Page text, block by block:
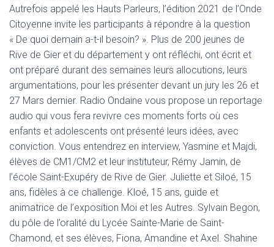
Autrefois appelé les Hauts Parleurs, l’édition 2021 de l’Onde
Citoyenne invite les participants à répondre à la question
« De quoi demain a-t-il besoin? ». Plus de 200 jeunes de
Rive de Gier et du département y ont réfléchi, ont écrit et
ont préparé durant des semaines leurs allocutions, leurs
argumentations, pour les présenter devant un jury les 26 et
27 Mars dernier. Radio Ondaine vous propose un reportage
audio qui vous fera revivre ces moments forts où ces
enfants et adolescents ont présenté leurs idées, avec
conviction. Vous entendrez en interview, Yasmine et Majdi,
élèves de CM1/CM2 et leur instituteur, Rémy Jamin, de
l’école Saint-Exupéry de Rive de Gier. Juliette et Siloé, 15
ans, fidèles à ce challenge. Kloé, 15 ans, guide et
animatrice de l’exposition Moi et les Autres. Sylvain Begon,
du pôle de l’oralité du Lycée Sainte-Marie de Saint-
Chamond, et ses élèves, Fiona, Amandine et Axel. Shahine